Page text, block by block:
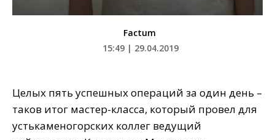
Factum
15:49 | 29.04.2019
Целых пять успешных операций за один день –
таков итог мастер-класса, который провел для
устькаменогорских коллег ведущий